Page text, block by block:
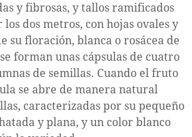
y fibrosas, y tallos ramificados
dos metros, con hojas ovales y
su floración, blanca o rosácea de
forman unas cápsulas de cuatro
de semillas. Cuando el fruto
se abre de manera natural
caracterizadas por su pequeño
y plana, y un color blanco